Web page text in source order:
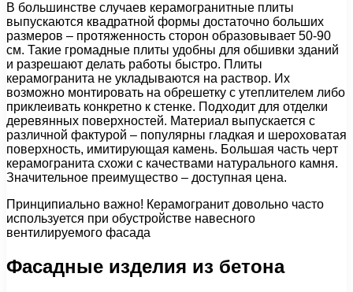
В большинстве случаев керамогранитные плиты
выпускаются квадратной формы достаточно больших
размеров – протяженность сторон образовывает 50-90
см. Такие громадные плиты удобны для обшивки зданий
и разрешают делать работы быстро. Плиты
керамогранита не укладываются на раствор. Их
возможно монтировать на обрешетку с утеплителем либо
приклеивать конкретно к стенке. Подходит для отделки
деревянных поверхностей. Материал выпускается с
различной фактурой – популярны гладкая и шероховатая
поверхность, имитирующая камень. Большая часть черт
керамогранита схожи с качествами натурального камня.
Значительное преимущество – доступная цена.
Принципиально важно! Керамогранит довольно часто
используется при обустройстве навесного
вентилируемого фасада
Фасадные изделия из бетона